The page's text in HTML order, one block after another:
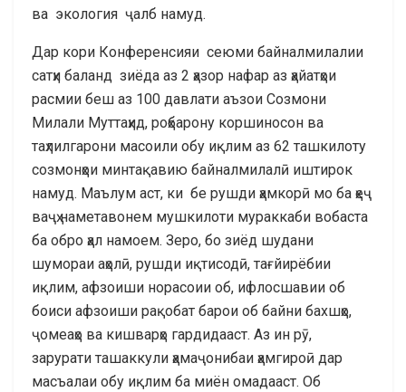
ва экология ҷалб намуд.
Дар кори Конференсияи сеюми байналмилалии
сатҳи баланд зиёда аз 2 ҳазор нафар аз ҳайатҳои
расмии беш аз 100 давлати аъзои Созмони
Милали Муттаҳид, роҳбарону коршиносон ва
таҳлилгарони масоили обу иқлим аз 62 ташкилоту
созмонҳои минтақавию байналмилалӣ иштирок
намуд. Маълум аст, ки бе рушди ҳамкорӣ мо ба ҳеҷ
ваҷҳ наметавонем мушкилоти мураккаби вобаста
ба обро ҳал намоем. Зеро, бо зиёд шудани
шумораи аҳолӣ, рушди иқтисодӣ, тағйирёбии
иқлим, афзоиши норасоии об, ифлосшавии об
боиси афзоиши рақобат барои об байни бахшҳо,
ҷомеаҳо ва кишварҳо гардидааст. Аз ин рӯ,
зарурати ташаккули ҳамаҷонибаи ҳамгироӣ дар
масъалаи обу иқлим ба миён омадааст. Об